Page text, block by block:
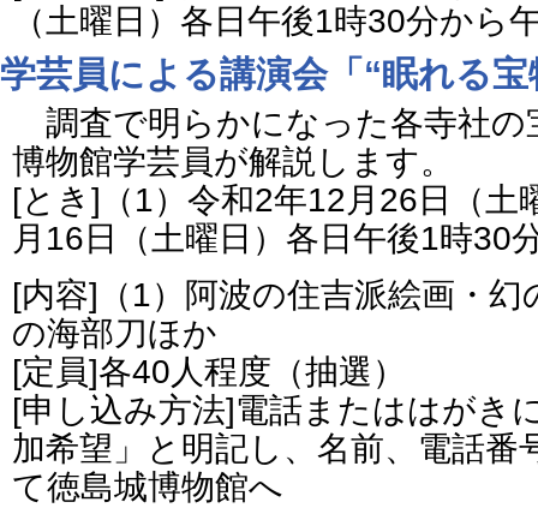
（土曜日）各日午後1時30分から
学芸員による講演会「“眠れる
調査で明らかになった各寺社の
博物館学芸員が解説します。
[とき]（1）令和2年12月26日（
月16日（土曜日）各日午後1時30
[内容]（1）阿波の住吉派絵画・幻
の海部刀ほか
[定員]各40人程度（抽選）
[申し込み方法]電話またははがき
加希望」と明記し、名前、電話番
て徳島城博物館へ